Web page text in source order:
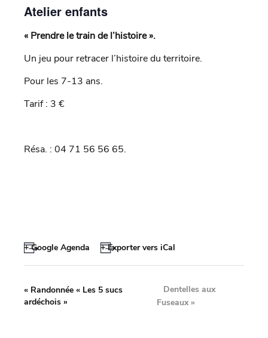
Atelier enfants
« Prendre le train de l’histoire ».
Un jeu pour retracer l’histoire du territoire.
Pour les 7-13 ans.
Tarif : 3 €
Résa. : 04 71 56 56 65.
+ Google Agenda + Exporter vers iCal
« Randonnée « Les 5 sucs
ardéchois »
Dentelles aux
Fuseaux»